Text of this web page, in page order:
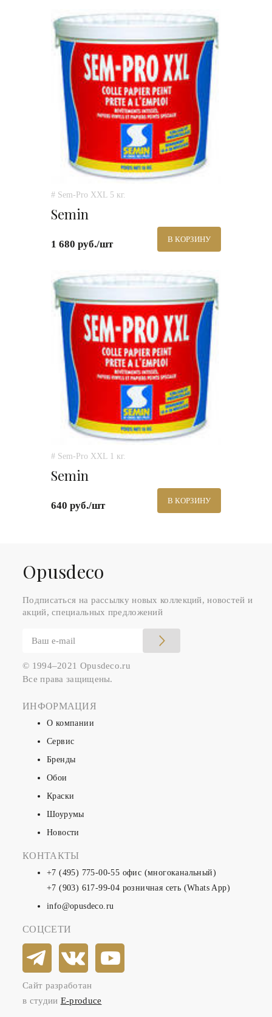
# Sem-Pro XXL 5 кг.
Semin
1 680 руб./шт В КОРЗИНУ
# Sem-Pro XXL 1 кг.
Semin
640 руб./шт В КОРЗИНУ
Оpusdeco
Подписаться на рассылку новых коллекций, новостей и
акций, специальных предложений
© 1994–2021 Opusdeco.ru
Все права защищены.
ИНФОРМАЦИЯ
О компании
Сервис
Бренды
Обои
Краски
Шоурумы
Новости
КОНТАКТЫ
+7 (495) 775-00-55 офис (многоканальный)
+7 (903) 617-99-04 розничная сеть (Whats App)
info@opusdeco.ru
СОЦСЕТИ
Сайт разработан
в студии E-produce